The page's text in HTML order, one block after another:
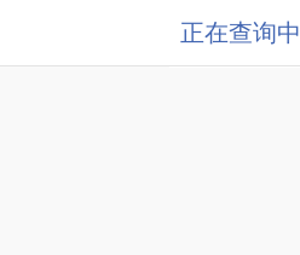
正在查询中